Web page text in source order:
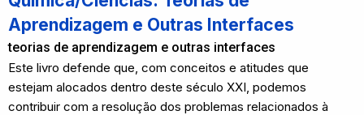
Aprendizagem e Outras Interfaces
teorias de aprendizagem e outras interfaces
Este livro defende que, com conceitos e atitudes que
estejam alocados dentro deste século XXI, podemos
contribuir com a resolução dos problemas relacionados à